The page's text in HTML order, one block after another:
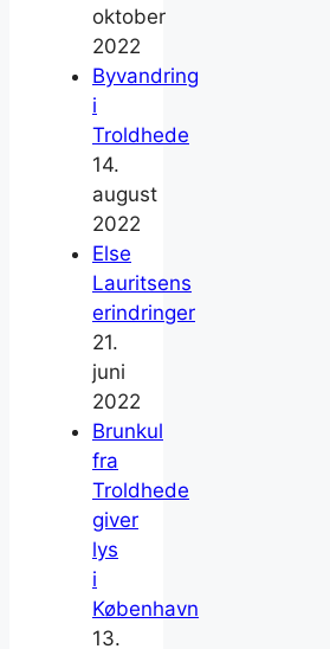
oktober
2022
Byvandring
i
Troldhede
14.
august
2022
Else
Lauritsens
erindringer
21.
juni
2022
Brunkul
fra
Troldhede
giver
lys
i
København
13.